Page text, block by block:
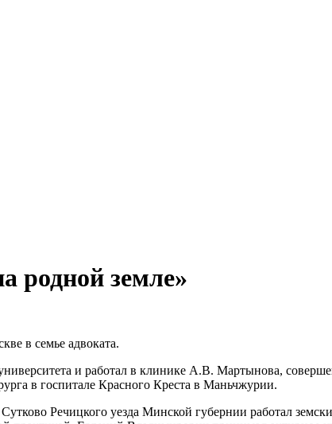
родной земле»
в семье адвоката.
и работал в клинике А.В. Мартынова,
в госпитале Красного Креста в Маньчжурии.
Речицкого уезда Минской губернии работал